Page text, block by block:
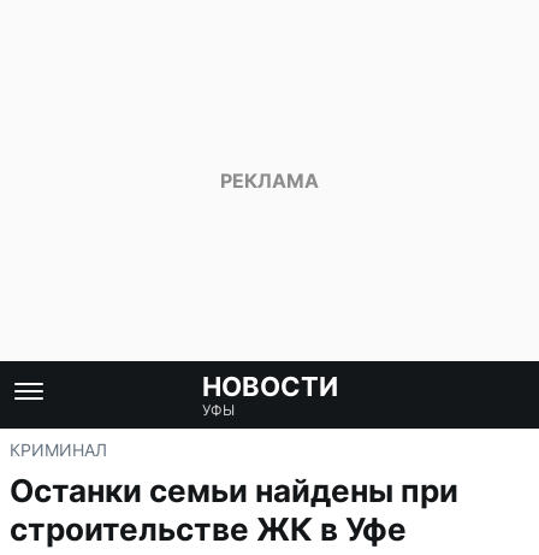
НОВОСТИ
УФЫ
КРИМИНАЛ
Останки семьи найдены при
строительстве ЖК в Уфе